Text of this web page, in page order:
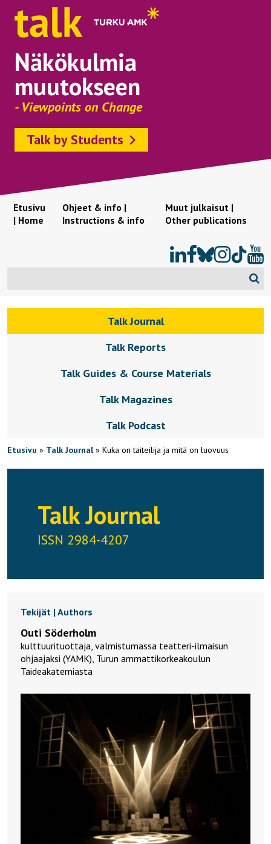
Näkökulmia
muutokseen
- Viewpoints on Change
Talk by Students
Etusivu
| Home
Ohjeet & info |
Instructions & info
Muut julkaisut |
Other publications
Talk Journal
Talk Reports
Talk Guides & Course Materials
Talk Magazines
Talk Podcast
Etusivu » Talk Journal» Kuka on taiteilija ja mitä on luovuus
Talk Journal
ISSN 2984-4207
Tekijät | Authors
Outi Söderholm
kulttuurituottaja, valmistumassa teatteri-ilmaisun
ohjaajaksi (YAMK), Turun ammattikorkeakoulun
Taideakatemiasta